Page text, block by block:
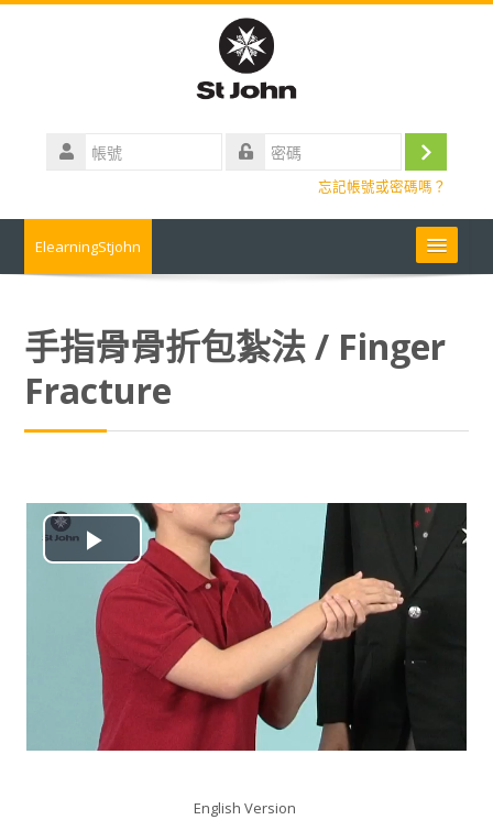
號
登
忘記帳號或密碼嗎？
ElearningStjohn
Contact us 聯絡我們
尋
課
程
手指骨骨折包紮法 / Finger
Fracture
播
放
视
频
English Version